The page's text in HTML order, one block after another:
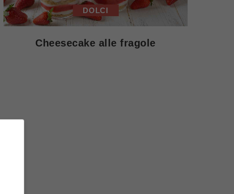
DOLCI
Cheesecake alle fragole